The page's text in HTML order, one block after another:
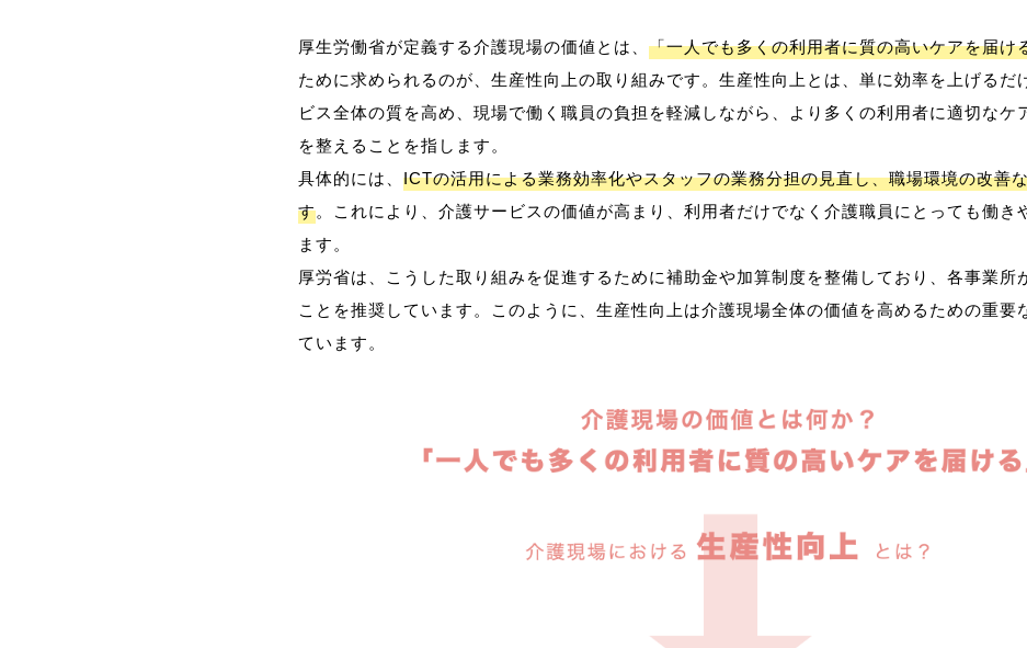
厚生労働省が定義する介護現場の価値とは、 「一人でも多くの利用者に質の高いケアを届け
ために求められるのが、生産性向上の取り組みです。生産性向上とは、単に効率を上げるだ
ビス全体の質を高め、現場で働く職員の負担を軽減しながら、より多くの利用者に適切なケ
を整えることを指します。
具体的には、 ICTの活用による業務効率化やスタッフの業務分担の見直し、職場環境の改善
す。これにより、介護サービスの価値が高まり、利用者だけでなく介護職員にとっても働き
ます。
厚労省は、こうした取り組みを促進するために補助金や加算制度を整備しており、各事業所
ことを推奨しています。このように、生産性向上は介護現場全体の価値を高めるための重要